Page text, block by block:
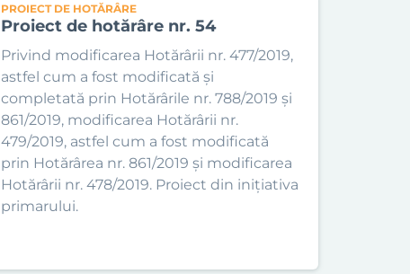
PROIECT DE HOTĂRÂRE
Proiect de hotărâre nr. 54
Privind modificarea Hotărârii nr. 477/2019,
astfel cum a fost modificată și
completată prin Hotărârile nr. 788/2019 și
861/2019, modificarea Hotărârii nr.
479/2019, astfel cum a fost modificată
prin Hotărârea nr. 861/2019 și modificarea
Hotărârii nr. 478/2019. Proiect din inițiativa
primarului.